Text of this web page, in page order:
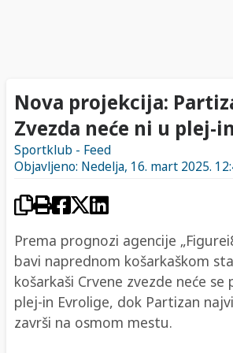
Nova projekcija:
Zvezda neće ni u plej-
Sportklub - Feed
Objavljeno: Nedelja, 16. mart 2025.
Prema prognozi agencije
bavi naprednom košarkaškom
košarkaši Crvene zvezde neće se
plej-in Evrolige, dok Partizan
završi na osmom mestu.